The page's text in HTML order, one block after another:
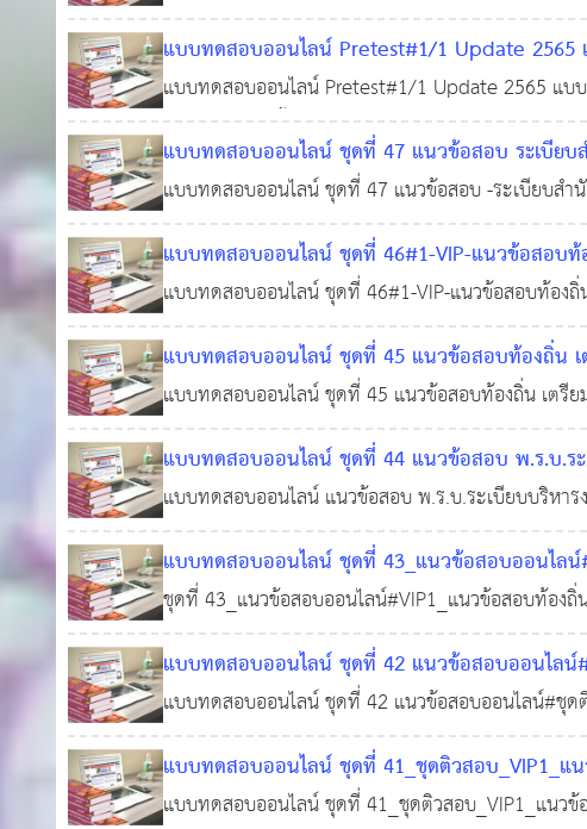
ประกอบด้วยแนวข้อสอบปรัชญาเศรษฐกิจพอเพียง แน
ชาติ ฉบับที่
แบบทดสอบออนไลน์ Pretest#1/1 Update 2565
ทั่วไป(ภาค ก) พร้อมใบเกียรติบัตร
02 พ.ค. 2565
แบบทดสอบออนไลน์ Pretest#1/1 Update 2565 แบ
แนวข้อสอบชุดนี้ ประกอบด้วย แนวข้อสอบตรรกศาสตร์
แนวข้อสอบคณิตศ
แบบทดสอบออนไลน์ ชุดที่ 47 แนวข้อสอบ ระเบียบ
2548 พร้อมใบเกียรติบัตร
20 ม.ค. 2565 0
แบบทดสอบออนไลน์ ชุดที่ 47 แนวข้อสอบ -ระเบียบสำ
สารบรรณ (ฉบับที่ 2) พ.ศ. 2548 -ระเบียบสำนักนำยก
งาน
แบบทดสอบออนไลน์ ชุดที่ 46#1-VIP-แนวข้อสอบ
0
8,420
แบบทดสอบออนไลน์ ชุดที่ 46#1-VIP-แนวข้อสอบท้อง
#ทำแบบทดสอบฟรี!!! #ข้อสอบท้องถิ่นฟรี !!! #สอบบรร
แบบทดสอบออนไลน์ ชุดที่ 45 แนวข้อสอบท้องถิ่น
12,680
แบบทดสอบออนไลน์ ชุดที่ 45 แนวข้อสอบท้องถิ่น เตรี
ทดสอบฟรี!!! #ข้อสอบท้องถิ่นฟรี !!! #สอบบรรจุท้องถิ่น
แบบทดสอบออนไลน์ ชุดที่ 44 แนวข้อสอบ พ.ร.บ.ร
26 ต.ค. 2564 0 8,271
แบบทดสอบออนไลน์ แนวข้อสอบ พ.ร.บ.ระเบียบบริหา
! #ทำแบบทดสอบฟรี!!! #ข้อสอบท้องถิ่นฟรี !!! #สอบบร
แบบทดสอบออนไลน์ ชุดที่ 43_แนวข้อสอบออนไล
4,890
ชุดที่ 43_แนวข้อสอบออนไลน์#VIP1_แนวข้อสอบท้อ
บรรจุท้องถิ่น #แหล่งเรียนรู้ของคนท้องถิ่น
แบบทดสอบออนไลน์ ชุดที่ 42 แนวข้อสอบออนไลน์
2564
0 4,095
แบบทดสอบออนไลน์ ชุดที่ 42 แนวข้อสอบออนไลน์#ชุ
! #ทำแบบทดสอบฟรี!!! #ข้อสอบท้องถิ่นฟรี !!! #สอบบร
แบบทดสอบออนไลน์ ชุดที่ 41_ชุดติวสอบ_VIP1_แ
แบบทดสอบออนไลน์ ชุดที่ 41_ชุดติวสอบ_VIP1_แนว